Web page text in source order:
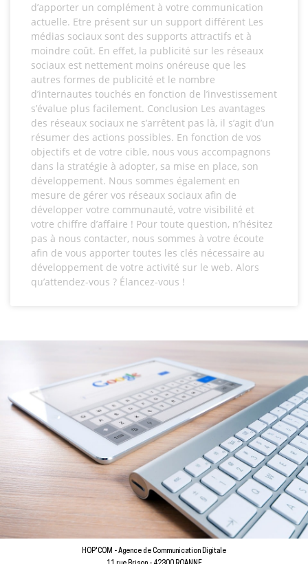
d’apporter un complément à votre communication
actuelle. Etre présent sur un support différent Les
médias sociaux sont des supports attractifs et à
moindre coût. En effet, la publicité sur les réseaux
sociaux est nettement moins onéreuse que les
autres formes de publicité et le nombre
d’internautes touchés en fonction de l’investissement
s’évalue plus facilement. Conclusion Les avantages
des réseaux sociaux ne s’arrêtent pas là, il s’agit d’un
résumer des actions possibles. En fonction de vos
objectifs et de votre cible, nous vous accompagnons
dans la stratégie à adopter, sa mise en place, son
développement. Nous sommes également en
mesure de gérer vos réseaux sociaux afin de
développer votre communauté, votre visibilité et
votre chiffre d’affaire ! Pour toute question, n’hésitez
pas à nous contacter, nous sommes à votre écoute
afin de vous apporter toutes les clés nécessaire au
développement de votre activité sur le web. Alors
qu’attendez-vous ? Élancez-vous !
HOP'COM - Agence de Communication Digitale